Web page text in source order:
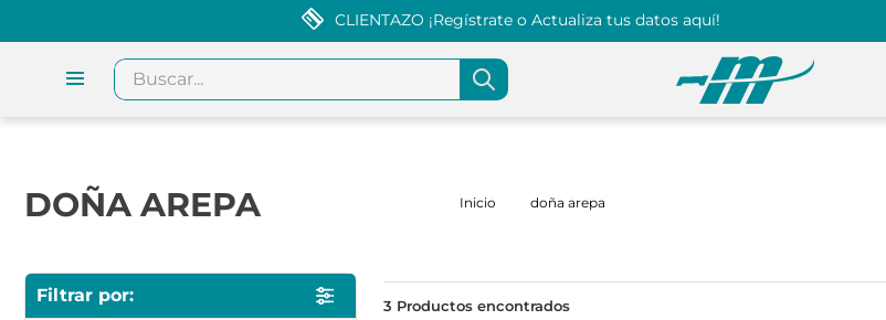
CLIENTAZO ¡Regístrate o Actualiza tus datos aquí!
Buscar...
DOÑA AREPA doña arepa
3